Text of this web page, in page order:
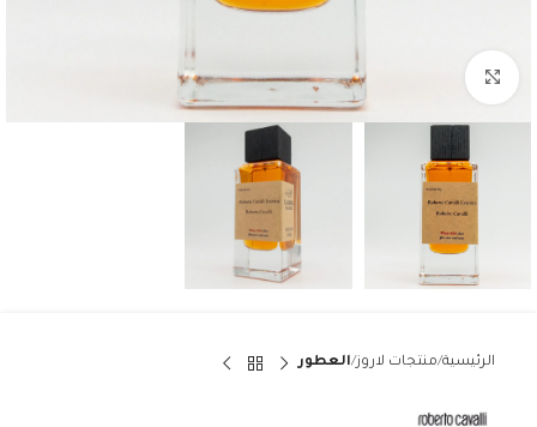
Click to enlarge
الرئيسية منتجات لاروز العطور